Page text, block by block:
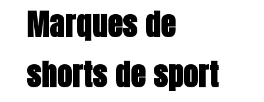
Marques de
shorts de sport